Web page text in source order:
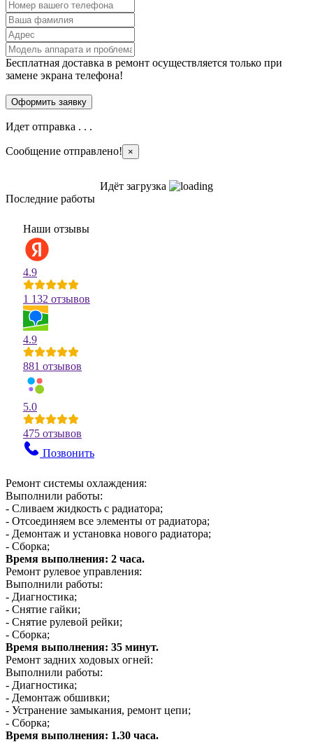
Бесплатная доставка в ремонт осуществляется только при
замене экрана телефона!
Идет отправка . . .
Сообщение отправлено! ×
Идёт загрузка
Последние работы
Наши отзывы
4.9
1 132 отзывов
4.9
881 отзывов
5.0
475 отзывов
Позвонить
Ремонт системы охлаждения:
Выполнили работы:
- Сливаем жидкость с радиатора;
- Отсоединяем все элементы от радиатора;
- Демонтаж и установка нового радиатора;
- Сборка;
Время выполнения: 2 часа.
Ремонт рулевое управления:
Выполнили работы:
- Диагностика;
- Снятие гайки;
- Снятие рулевой рейки;
- Сборка;
Время выполнения: 35 минут.
Ремонт задних ходовых огней:
Выполнили работы:
- Диагностика;
- Демонтаж обшивки;
- Устранение замыкания, ремонт цепи;
- Сборка;
Время выполнения: 1.30 часа.